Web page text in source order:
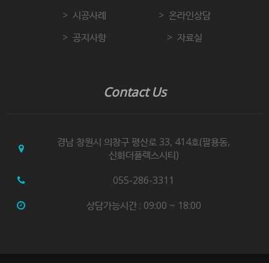
시공사례
온라인상담
공지사항
자료실
Contact Us
경남 창원시 의창구 평산로 33, 414호(팔용동,
신화더플렉스시티)
055-286-3311
상담가능시간 : 09:00 ~ 18:00